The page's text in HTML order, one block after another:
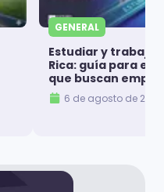
GENERAL
Estudiar y trabajar
Rica: guía para
que buscan
6 de agosto de 2026